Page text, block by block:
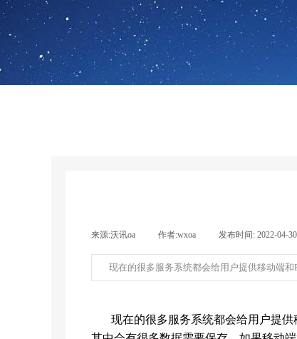
来源:沃讯oa 作者:wxoa 发布时间: 2022-04-30
现在的很多服务系统都会给用户提供移动端
现在的很多服务系统都会给用户提供